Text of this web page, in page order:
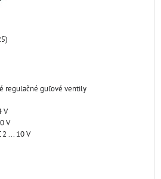
regulačné guľové ventily
V
V
2 ... 10 V